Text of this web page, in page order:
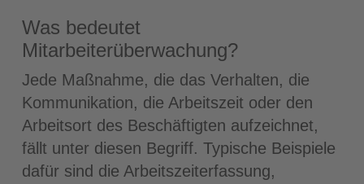
Was bedeutet
Mitarbeiterüberwachung?
Jede Maßnahme, die das Verhalten, die
Kommunikation, die Arbeitszeit oder den
Arbeitsort des Beschäftigten aufzeichnet,
fällt unter diesen Begriff. Typische Beispiele
dafür sind die Arbeitszeiterfassung,